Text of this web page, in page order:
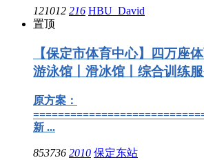
121012 216 HBU_David
置顶
【保定市体育中心】四万座
游泳馆丨滑冰馆丨综合训练
原方案：
新 ...
853736 2010 保定东站